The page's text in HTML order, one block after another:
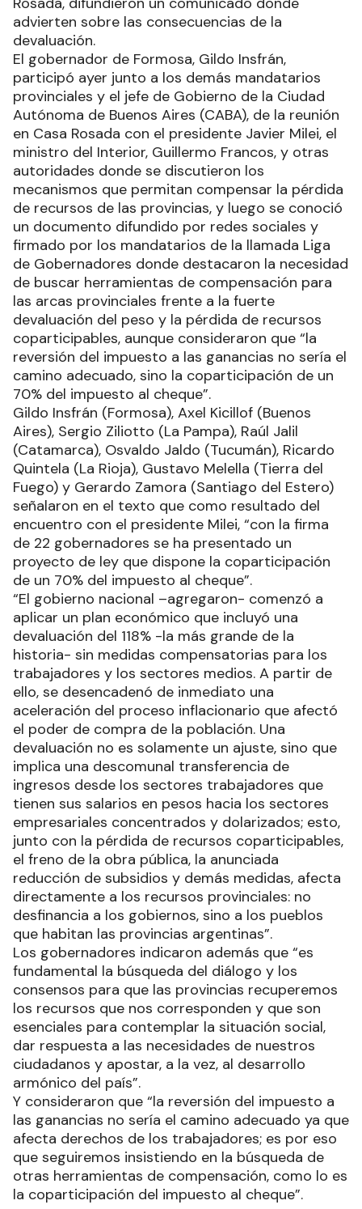
advierten sobre las consecuencias de la
devaluación.
El gobernador de Formosa, Gildo Insfrán,
participó ayer junto a los demás mandatarios
provinciales y el jefe de Gobierno de la Ciudad
Autónoma de Buenos Aires (CABA), de la reunión
en Casa Rosada con el presidente Javier Milei, el
ministro del Interior, Guillermo Francos, y otras
autoridades donde se discutieron los
mecanismos que permitan compensar la pérdida
de recursos de las provincias, y luego se conoció
un documento difundido por redes sociales y
firmado por los mandatarios de la llamada Liga
de Gobernadores donde destacaron la necesidad
de buscar herramientas de compensación para
las arcas provinciales frente a la fuerte
devaluación del peso y la pérdida de recursos
coparticipables, aunque consideraron que “la
reversión del impuesto a las ganancias no sería el
camino adecuado, sino la coparticipación de un
70% del impuesto al cheque”.
Gildo Insfrán (Formosa), Axel Kicillof (Buenos
Aires), Sergio Ziliotto (La Pampa), Raúl Jalil
(Catamarca), Osvaldo Jaldo (Tucumán), Ricardo
Quintela (La Rioja), Gustavo Melella (Tierra del
Fuego) y Gerardo Zamora (Santiago del Estero)
señalaron en el texto que como resultado del
encuentro con el presidente Milei, “con la firma
de 22 gobernadores se ha presentado un
proyecto de ley que dispone la coparticipación
de un 70% del impuesto al cheque”.
“El gobierno nacional –agregaron- comenzó a
aplicar un plan económico que incluyó una
devaluación del 118% -la más grande de la
historia- sin medidas compensatorias para los
trabajadores y los sectores medios. A partir de
ello, se desencadenó de inmediato una
aceleración del proceso inflacionario que afectó
el poder de compra de la población. Una
devaluación no es solamente un ajuste, sino que
implica una descomunal transferencia de
ingresos desde los sectores trabajadores que
tienen sus salarios en pesos hacia los sectores
empresariales concentrados y dolarizados; esto,
junto con la pérdida de recursos coparticipables,
el freno de la obra pública, la anunciada
reducción de subsidios y demás medidas, afecta
directamente a los recursos provinciales: no
desfinancia a los gobiernos, sino a los pueblos
que habitan las provincias argentinas”.
Los gobernadores indicaron además que “es
fundamental la búsqueda del diálogo y los
consensos para que las provincias recuperemos
los recursos que nos corresponden y que son
esenciales para contemplar la situación social,
dar respuesta a las necesidades de nuestros
ciudadanos y apostar, a la vez, al desarrollo
armónico del país”.
Y consideraron que “la reversión del impuesto a
las ganancias no sería el camino adecuado ya que
afecta derechos de los trabajadores; es por eso
que seguiremos insistiendo en la búsqueda de
otras herramientas de compensación, como lo es
la coparticipación del impuesto al cheque”.